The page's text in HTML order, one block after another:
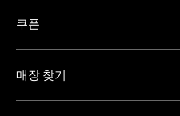
쿠폰
매장 찾기